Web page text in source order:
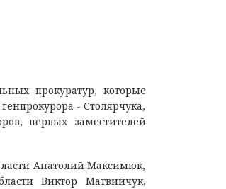
прокуратур, которые
- Столярчука,
первых заместителей
Анатолий Максимюк,
Виктор Матвийчук,